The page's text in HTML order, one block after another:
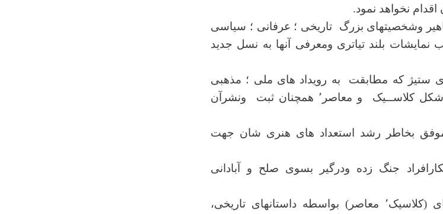
نخواهد نمود.
وشخصیتهای بزرگ تاریخی ؛ عرفانی ؛ سیاسی
نمایشات بلند تیاتری ومعرفی آنها به نسل جدید
ستیژ که مطابقت به رویداد های ملی ؛ مذهبی
وفــرهنگــی داشته باشد٬ بـــه شکل کلاســیک و معاصر٬ همچنان ثبت ونشرآن
بخاطر رشد استعداد های هنری شان جهت
جنگ زده ودرگیر بسوی صلح و آبادانی
رشد ادبیات نمایشی باشیوه های (کلاسیک٬ معاصر) بواسطه داستانهای تاریخی،